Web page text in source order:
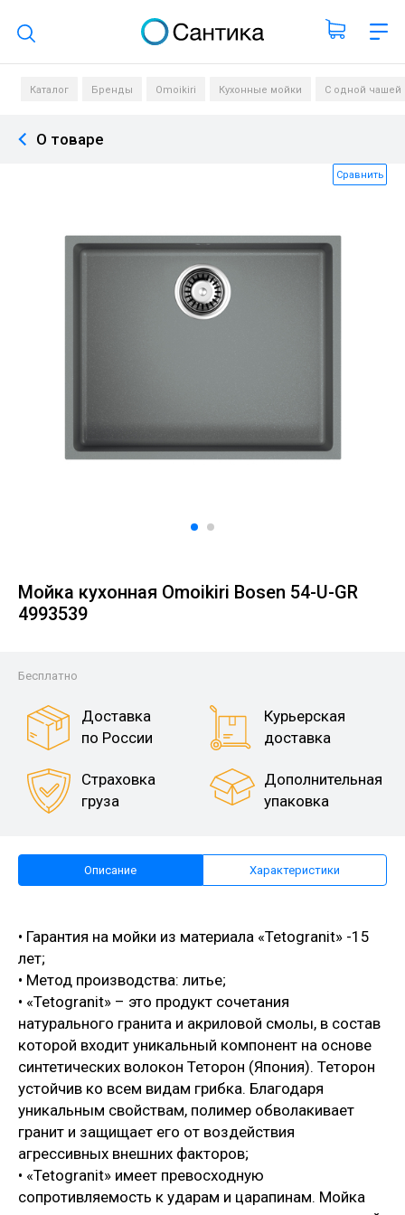
Поиск по каталогу
Каталог Бренды Omoikiri Кухонные мойки С одной чашей
О товаре
Сравнить
Мойка кухонная Omoikiri Bosen 54-U-GR
4993539
Бесплатно
Доставка
по России
Курьерская
доставка
Страховка
груза
Дополнительная
упаковка
Описание Характеристики
• Гарантия на мойки из материала «Tetogranit» -15
лет;
• Метод производства: литье;
• «Tetogranit» – это продукт сочетания
натурального гранита и акриловой смолы, в состав
которой входит уникальный компонент на основе
синтетических волокон Теторон (Япония). Теторон
устойчив ко всем видам грибка. Благодаря
уникальным свойствам, полимер обволакивает
гранит и защищает его от воздействия
агрессивных внешних факторов;
• «Tetogranit» имеет превосходную
сопротивляемость к ударам и царапинам. Мойка